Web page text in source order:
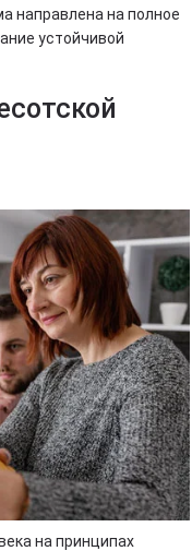
направлена на полное
устойчивой
на принципах